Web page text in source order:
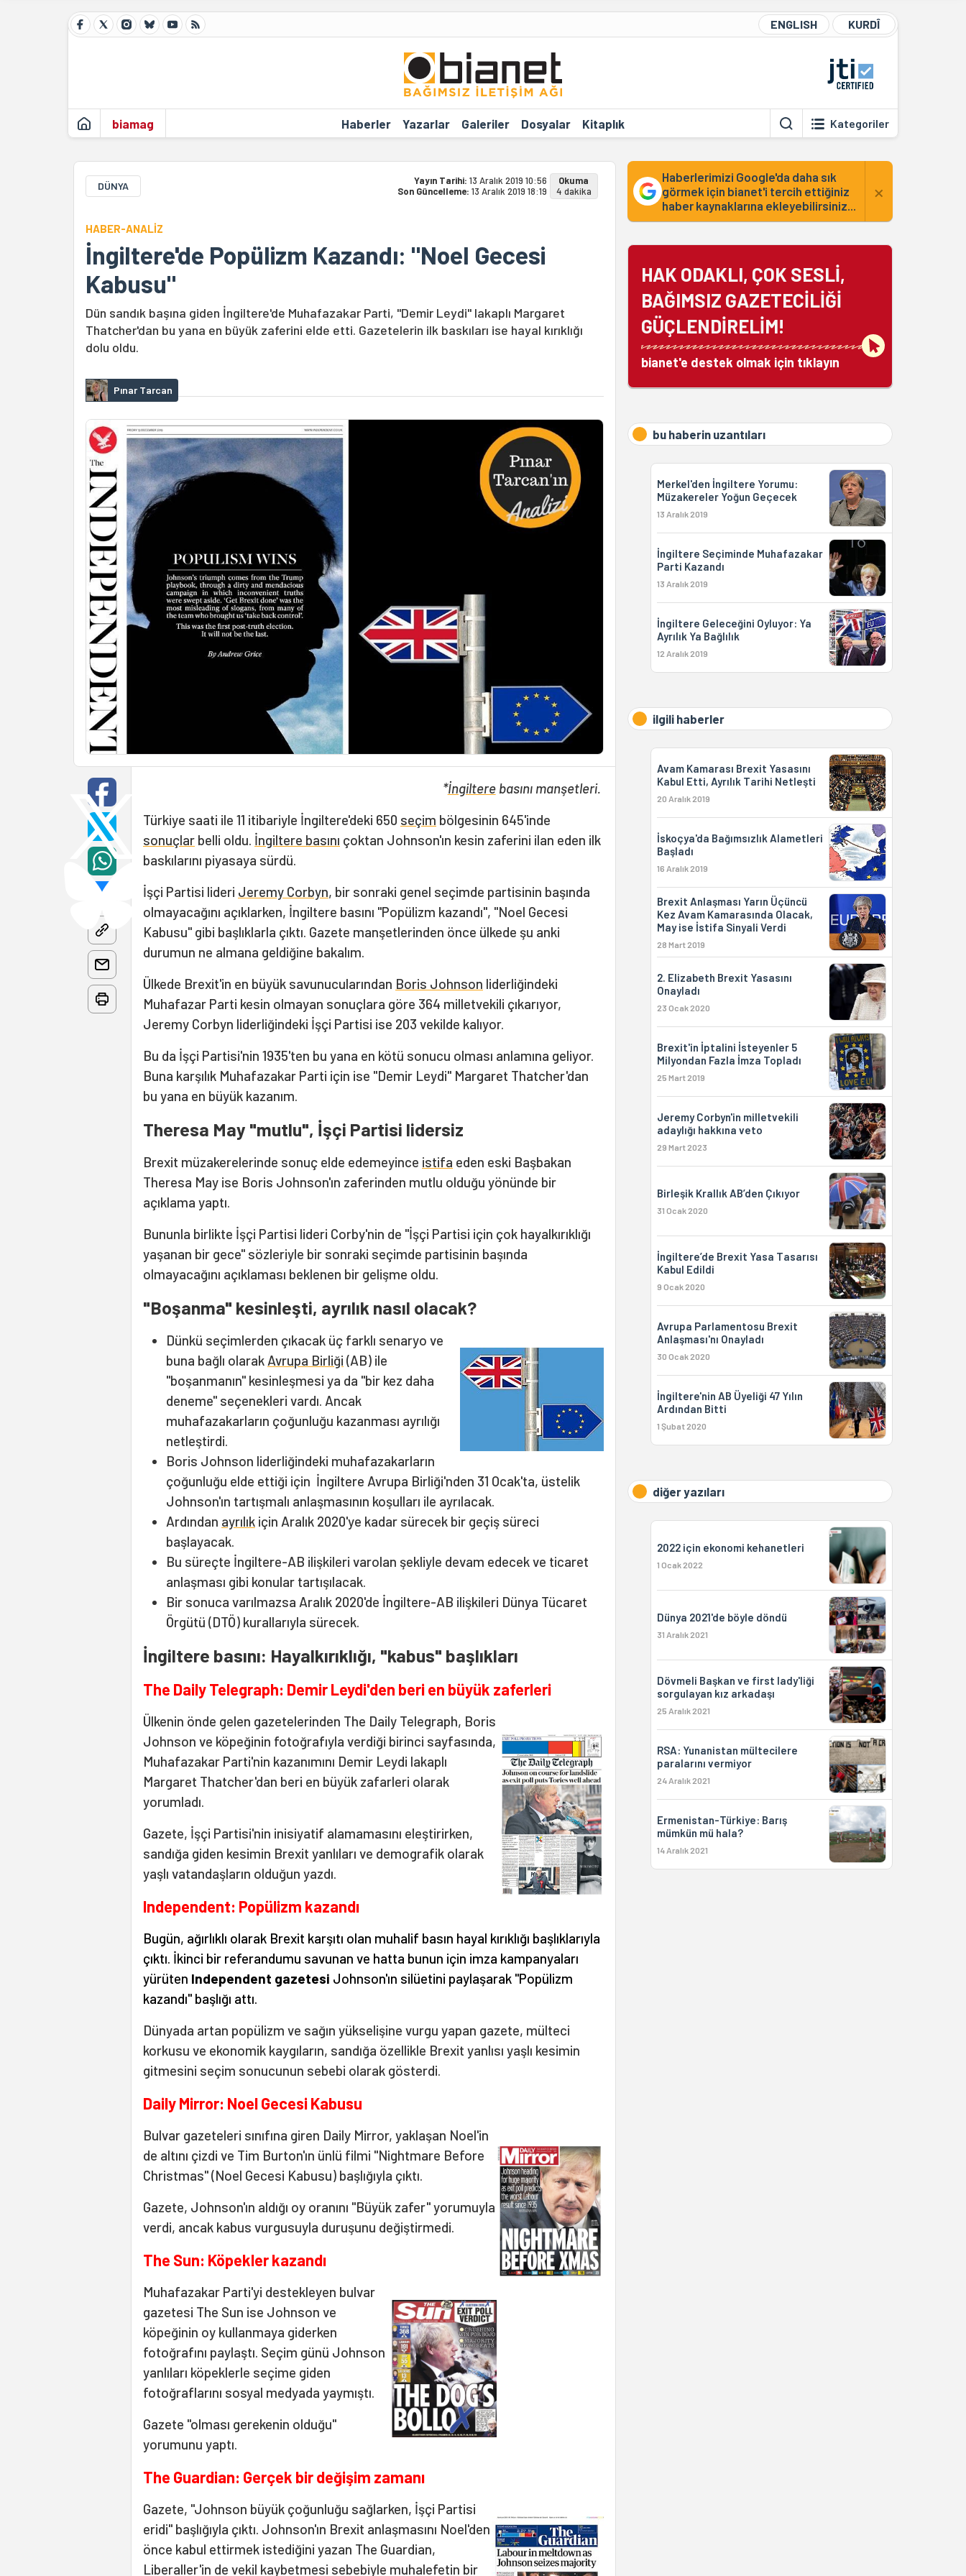
ENGLISH KURDÎ
biamag Haberler Yazarlar Galeriler Dosyalar Kitaplık Kategoriler
DÜNYA Yayın Tarihi: 13 Aralık 2019 10:56
Son Güncelleme: 13 Aralık 2019 18:19
Okuma
4 dakika
HABER-ANALİZ
İngiltere'de Popülizm Kazandı: "Noel Gecesi
Kabusu"
Dün sandık başına giden İngiltere'de Muhafazakar Parti, "Demir Leydi" lakaplı Margaret
Thatcher'dan bu yana en büyük zaferini elde etti. Gazetelerin ilk baskıları ise hayal kırıklığı
dolu oldu.
Pınar Tarcan
*İngilterebasını manşetleri.
Türkiye saati ile 11 itibariyle İngiltere'deki 650 seçim bölgesinin 645'inde
sonuçlar belli oldu. İngiltere basını çoktan Johnson'ın kesin zaferini ilan eden ilk
baskılarını piyasaya sürdü.
İşçi Partisi lideri Jeremy Corbyn, bir sonraki genel seçimde partisinin başında
olmayacağını açıklarken, İngiltere basını "Popülizm kazandı", "Noel Gecesi
Kabusu" gibi başlıklarla çıktı. Gazete manşetlerinden önce ülkede şu anki
durumun ne almana geldiğine bakalım.
Ülkede Brexit'in en büyük savunucularından Boris Johnson liderliğindeki
Muhafazar Parti kesin olmayan sonuçlara göre 364 milletvekili çıkarıyor,
Jeremy Corbyn liderliğindeki İşçi Partisi ise 203 vekilde kalıyor.
Bu da İşçi Partisi'nin 1935'ten bu yana en kötü sonucu olması anlamına geliyor.
Buna karşılık Muhafazakar Parti için ise "Demir Leydi" Margaret Thatcher'dan
bu yana en büyük kazanım.
Theresa May "mutlu", İşçi Partisi lidersiz
Brexit müzakerelerinde sonuç elde edemeyince istifa eden eski Başbakan
Theresa May ise Boris Johnson'ın zaferinden mutlu olduğu yönünde bir
açıklama yaptı.
Bununla birlikte İşçi Partisi lideri Corby'nin de "İşçi Partisi için çok hayalkırıklığı
yaşanan bir gece" sözleriyle bir sonraki seçimde partisinin başında
olmayacağını açıklaması beklenen bir gelişme oldu.
"Boşanma" kesinleşti, ayrılık nasıl olacak?
Dünkü seçimlerden çıkacak üç farklı senaryo ve
buna bağlı olarak Avrupa Birliği (AB) ile
"boşanmanın" kesinleşmesi ya da "bir kez daha
deneme" seçenekleri vardı. Ancak
muhafazakarların çoğunluğu kazanması ayrılığı
netleştirdi.
Boris Johnson liderliğindeki muhafazakarların
çoğunluğu elde ettiği için İngiltere Avrupa Birliği'nden 31 Ocak'ta, üstelik
Johnson'ın tartışmalı anlaşmasının koşulları ile ayrılacak.
Ardından ayrılık için Aralık 2020'ye kadar sürecek bir geçiş süreci
başlayacak.
Bu süreçte İngiltere-AB ilişkileri varolan şekliyle devam edecek ve ticaret
anlaşması gibi konular tartışılacak.
Bir sonuca varılmazsa Aralık 2020'de İngiltere-AB ilişkileri Dünya Tücaret
Örgütü (DTÖ) kurallarıyla sürecek.
İngiltere basını: Hayalkırıklığı, "kabus" başlıkları
The Daily Telegraph: Demir Leydi'den beri en büyük zaferleri
Ülkenin önde gelen gazetelerinden The Daily Telegraph, Boris
Johnson ve köpeğinin fotoğrafıyla verdiği birinci sayfasında,
Muhafazakar Parti'nin kazanımını Demir Leydi lakaplı
Margaret Thatcher'dan beri en büyük zafarleri olarak
yorumladı.
Gazete, İşçi Partisi'nin inisiyatif alamamasını eleştirirken,
sandığa giden kesimin Brexit yanlıları ve demografik olarak
yaşlı vatandaşların olduğun yazdı.
Independent: Popülizm kazandı
Bugün, ağırlıklı olarak Brexit karşıtı olan muhalif basın hayal kırıklığı başlıklarıyla
çıktı. İkinci bir referandumu savunan ve hatta bunun için imza kampanyaları
yürüten Independent gazetesi Johnson'ın silüetini paylaşarak "Popülizm
kazandı" başlığı attı.
Dünyada artan popülizm ve sağın yükselişine vurgu yapan gazete, mülteci
korkusu ve ekonomik kaygıların, sandığa özellikle Brexit yanlısı yaşlı kesimin
gitmesini seçim sonucunun sebebi olarak gösterdi.
Daily Mirror: Noel Gecesi Kabusu
Bulvar gazeteleri sınıfına giren Daily Mirror, yaklaşan Noel'in
de altını çizdi ve Tim Burton'ın ünlü filmi "Nightmare Before
Christmas" (Noel Gecesi Kabusu) başlığıyla çıktı.
Gazete, Johnson'ın aldığı oy oranını "Büyük zafer" yorumuyla
verdi, ancak kabus vurgusuyla duruşunu değiştirmedi.
The Sun: Köpekler kazandı
Muhafazakar Parti'yi destekleyen bulvar
gazetesi The Sun ise Johnson ve
köpeğinin oy kullanmaya giderken
fotoğrafını paylaştı. Seçim günü Johnson
yanlıları köpeklerle seçime giden
fotoğraflarını sosyal medyada yaymıştı.
Gazete "olması gerekenin olduğu"
yorumunu yaptı.
The Guardian: Gerçek bir değişim zamanı
Gazete, "Johnson büyük çoğunluğu sağlarken, İşçi Partisi
eridi" başlığıyla çıktı. Johnson'ın Brexit anlaşmasını Noel'den
önce kabul ettirmek istediğini yazan The Guardian,
Liberaller'in de vekil kaybetmesi sebebiyle muhalefetin bir
Haberlerimizi Google'da daha sık
görmek için bianet'i tercih ettiğiniz
haber kaynaklarına ekleyebilirsiniz...
×
HAK ODAKLI, ÇOK SESLİ,
BAĞIMSIZ GAZETECİLİĞİ
GÜÇLENDİRELİM!
bianet'e destek olmak için tıklayın
bu haberin uzantıları
Merkel'den İngiltere Yorumu:
Müzakereler Yoğun Geçecek
13 Aralık 2019
İngiltere Seçiminde Muhafazakar
Parti Kazandı
13 Aralık 2019
İngiltere Geleceğini Oyluyor: Ya
Ayrılık Ya Bağlılık
12 Aralık 2019
ilgili haberler
Avam Kamarası Brexit Yasasını
Kabul Etti, Ayrılık Tarihi Netleşti
20 Aralık 2019
İskoçya'da Bağımsızlık Alametleri
Başladı
16 Aralık 2019
Brexit Anlaşması Yarın Üçüncü
Kez Avam Kamarasında Olacak,
May ise İstifa Sinyali Verdi
28 Mart 2019
2. Elizabeth Brexit Yasasını
Onayladı
23 Ocak 2020
Brexit'in İptalini İsteyenler 5
Milyondan Fazla İmza Topladı
25 Mart 2019
Jeremy Corbyn'in milletvekili
adaylığı hakkına veto
29 Mart 2023
Birleşik Krallık AB’den Çıkıyor
31 Ocak 2020
İngiltere’de Brexit Yasa Tasarısı
Kabul Edildi
9 Ocak 2020
Avrupa Parlamentosu Brexit
Anlaşması'nı Onayladı
30 Ocak 2020
İngiltere'nin AB Üyeliği 47 Yılın
Ardından Bitti
1 Şubat 2020
diğer yazıları
2022 için ekonomi kehanetleri
1 Ocak 2022
Dünya 2021'de böyle döndü
31 Aralık 2021
Dövmeli Başkan ve first lady'liği
sorgulayan kız arkadaşı
25 Aralık 2021
RSA: Yunanistan mültecilere
paralarını vermiyor
24 Aralık 2021
Ermenistan-Türkiye: Barış
mümkün mü hala?
14 Aralık 2021